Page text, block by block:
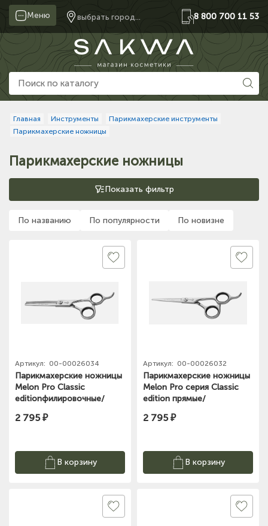
Меню выбрать город... 8 800 700 11 53
Главная Инструменты
Парикмахерские инструменты
Парикмахерские ножницы
Парикмахерские ножницы
Показать фильтр
По названию По популярности По новизне
Артикул: 00-00026034
Парикмахерские ножницы
Melon Pro Classic
editionфилировочные/
6.0"/ CE/F-01
2 795 ₽
В корзину
Артикул: 00-00026032
Парикмахерские ножницы
Melon Pro серия Classic
edition прямые/
2 795 ₽
В корзину